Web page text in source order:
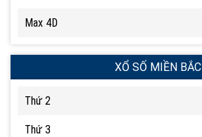
Max 4D
XỔ SỐ MIỀN BẮC
Thứ 2
Thứ 3